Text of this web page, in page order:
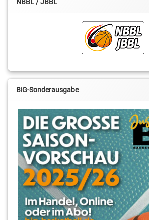
BiG-Sonderausgabe